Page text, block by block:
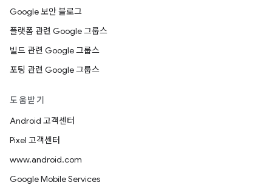
Google 보안 블로그
플랫폼 관련 Google 그룹스
빌드 관련 Google 그룹스
포팅 관련 Google 그룹스
도움받기
Android 고객센터
Pixel 고객센터
www.android.com
Google Mobile Services